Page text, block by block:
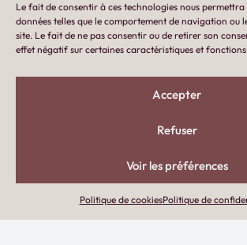
Le fait de consentir à ces technologies nous
données telles que le comportement de navigation ou
site. Le fait de ne pas consentir ou de retirer son
effet négatif sur certaines caractéristiques et
Accepter
Refuser
Voir les préférences
Politique de cookiesPolitique de
Atelier Latte
22 route de Colmar
contact@atelier-latte.fr
Diane Kuhn
06 98 44 36 02
Lauriane Huntzinger
07 60 77 66 19